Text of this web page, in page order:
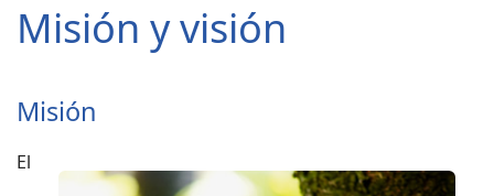
Misión y visión
Misión
El